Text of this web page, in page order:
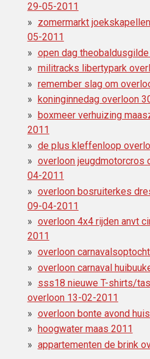
29-05-2011
zomermarkt
05-2011
open dag
militracks libertypark
remember slag om
koninginnedag overloon
boxmeer verhuizing
2011
de plus kleffenloop
overloon jeugdmotorcros
04-2011
overloon bosruiterkes
09-04-2011
overloon 4x4 rijden anvt
2011
overloon
overloon carnaval
sss18 nieuwe T-shirts/
overloon 13-02-2011
overloon bonte avond
hoogwater maas 2011
appartementen de brink